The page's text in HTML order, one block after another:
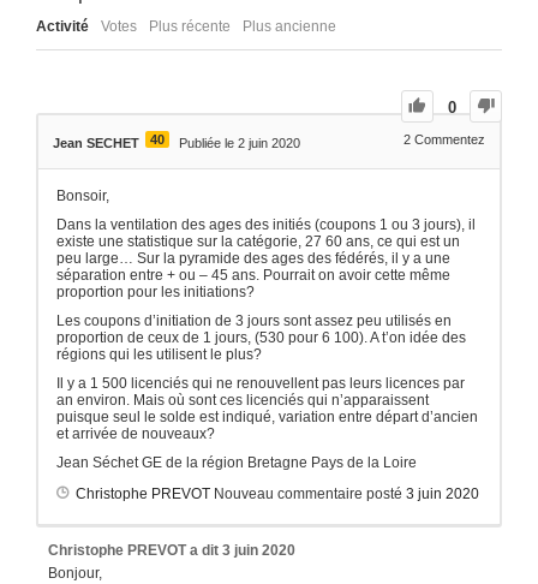
Activité Votes Plus récente Plus ancienne
0
Jean SECHET 40 Publiée le 2 juin 2020 2 Commentez
Bonsoir,
Dans la ventilation des ages des initiés (coupons 1 ou 3 jours), il
existe une statistique sur la catégorie, 27 60 ans, ce qui est un
peu large… Sur la pyramide des ages des fédérés, il y a une
séparation entre + ou – 45 ans. Pourrait on avoir cette même
proportion pour les initiations?
Les coupons d’initiation de 3 jours sont assez peu utilisés en
proportion de ceux de 1 jours, (530 pour 6 100). A t’on idée des
régions qui les utilisent le plus?
Il y a 1 500 licenciés qui ne renouvellent pas leurs licences par
an environ. Mais où sont ces licenciés qui n’apparaissent
puisque seul le solde est indiqué, variation entre départ d’ancien
et arrivée de nouveaux?
Jean Séchet GE de la région Bretagne Pays de la Loire
Christophe PREVOT Nouveau commentaire posté 3 juin 2020
Christophe PREVOT a dit 3 juin 2020
Bonjour,